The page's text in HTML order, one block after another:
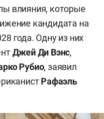
влияния, которые
кандидата на
года. Одну из них
Джей Ди Вэнс,
Рубио, заявил
Рафаэль